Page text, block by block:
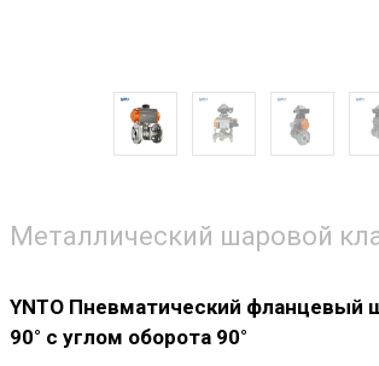
Металлический шаровой
YNTO Пневматический фланцевый
90° с углом оборота 90°